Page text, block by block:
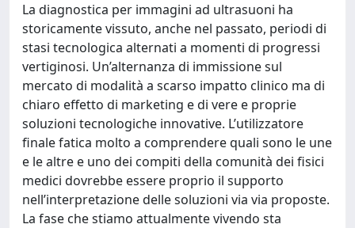
La diagnostica per immagini ad ultrasuoni ha
storicamente vissuto, anche nel passato, periodi di
stasi tecnologica alternati a momenti di progressi
vertiginosi. Un’alternanza di immissione sul
mercato di modalità a scarso impatto clinico ma di
chiaro effetto di marketing e di vere e proprie
soluzioni tecnologiche innovative. L’utilizzatore
finale fatica molto a comprendere quali sono le une
e le altre e uno dei compiti della comunità dei fisici
medici dovrebbe essere proprio il supporto
nell’interpretazione delle soluzioni via via proposte.
La fase che stiamo attualmente vivendo sta